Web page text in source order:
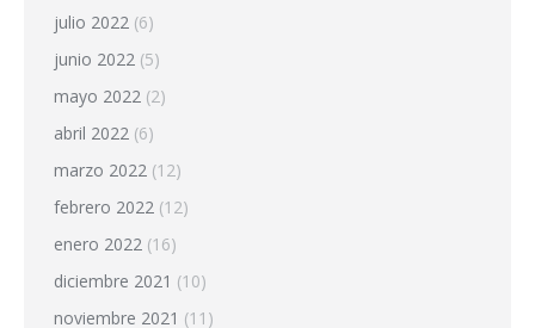
julio 2022 (6)
junio 2022 (5)
mayo 2022 (2)
abril 2022 (6)
marzo 2022 (12)
febrero 2022 (12)
enero 2022 (16)
diciembre 2021 (10)
noviembre 2021 (11)